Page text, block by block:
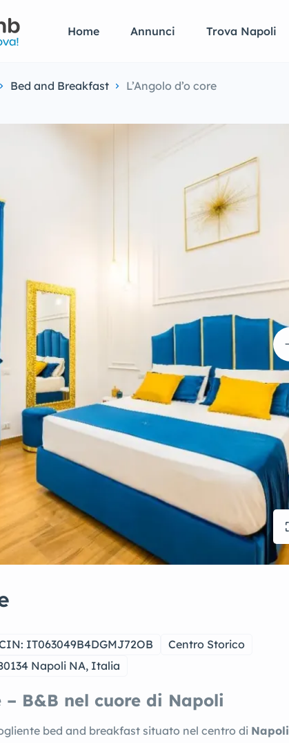
Home Annunci Trova Napoli
Bed and Breakfast L’Angolo d’o core
IT063049B4DGMJ72OB
Centro Storico
Napoli NA, Italia
– B&B nel cuore di Napoli
bed and breakfast situato nel centro di Napoli